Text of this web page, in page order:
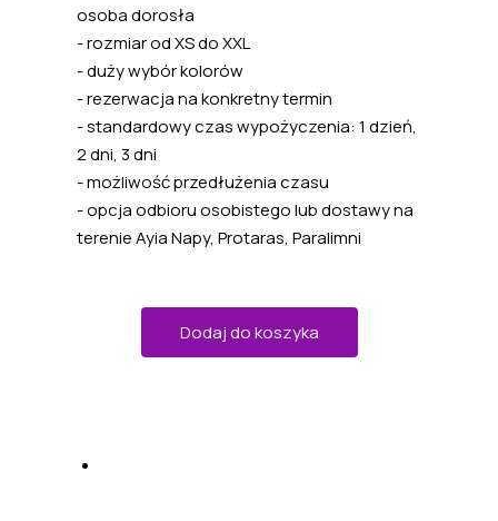
Dodaj do koszyka
osoba dorosła
- rozmiar od XS do XXL
- duży wybór kolorów
- rezerwacja na konkretny termin
- standardowy czas wypożyczenia: 1 dzień,
2 dni, 3 dni
- możliwość przedłużenia czasu
- opcja odbioru osobistego lub dostawy na
terenie Ayia Napy, Protaras, Paralimni